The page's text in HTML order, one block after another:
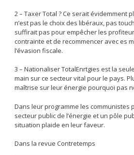
2 – Taxer Total ? Ce serait évidemment
n’est pas le choix des libéraux, pas
suffirait pas pour empêcher les
contrainte et de recommencer avec es
l’évasion fiscale.
3 – Nationaliser TotalEnrtgies est la
main sur ce secteur vital pour le pays.
maîtrise sur leur énergie pourquoi pas
Dans leur programme les communistes
secteur public de l’énergie et un pôle
situation plaide en leur faveur.
Dans la revue Contretemps